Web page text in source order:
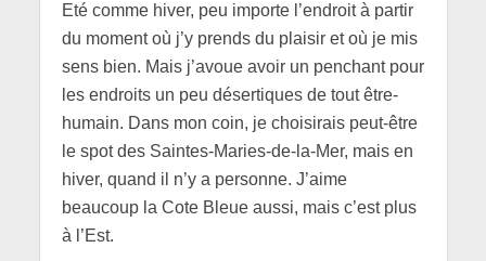
Eté comme hiver, peu importe l’endroit à partir
du moment où j’y prends du plaisir et où je mis
sens bien. Mais j’avoue avoir un penchant pour
les endroits un peu désertiques de tout être-
humain. Dans mon coin, je choisirais peut-être
le spot des Saintes-Maries-de-la-Mer, mais en
hiver, quand il n’y a personne. J’aime
beaucoup la Cote Bleue aussi, mais c’est plus
à l’Est.